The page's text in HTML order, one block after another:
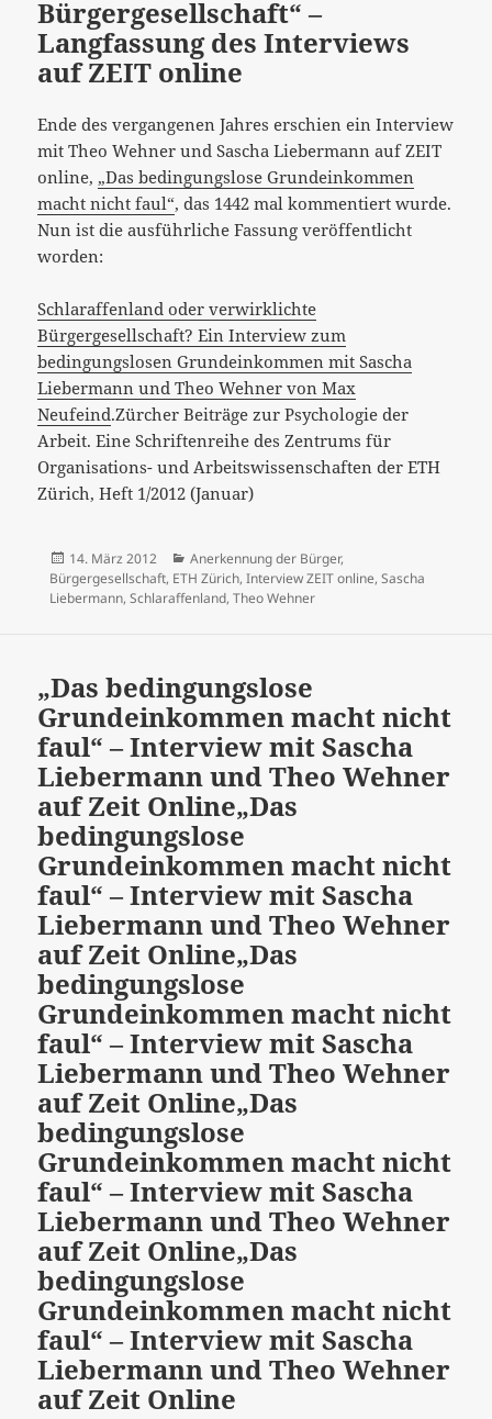
Bürgergesellschaft“ –
Langfassung des Interviews
auf ZEIT online
Ende des vergangenen Jahres erschien ein Interview
mit Theo Wehner und Sascha Liebermann auf ZEIT
online, „Das bedingungslose Grundeinkommen
macht nicht faul“, das 1442 mal kommentiert wurde.
Nun ist die ausführliche Fassung veröffentlicht
worden:
Schlaraffenland oder verwirklichte
Bürgergesellschaft? Ein Interview zum
bedingungslosen Grundeinkommen mit Sascha
Liebermann und Theo Wehner von Max
Neufeind.Zürcher Beiträge zur Psychologie der
Arbeit. Eine Schriftenreihe des Zentrums für
Organisations- und Arbeitswissenschaften der ETH
Zürich, Heft 1/2012 (Januar)
Veröffentlicht
am
14. März 2012 Kategorien
Anerkennung der Bürger,
Bürgergesellschaft, ETH Zürich, Interview ZEIT online, Sascha
Liebermann, Schlaraffenland, Theo Wehner
„Das bedingungslose
Grundeinkommen macht nicht
faul“ – Interview mit Sascha
Liebermann und Theo Wehner
auf Zeit Online„Das
bedingungslose
Grundeinkommen macht nicht
faul“ – Interview mit Sascha
Liebermann und Theo Wehner
auf Zeit Online„Das
bedingungslose
Grundeinkommen macht nicht
faul“ – Interview mit Sascha
Liebermann und Theo Wehner
auf Zeit Online„Das
bedingungslose
Grundeinkommen macht nicht
faul“ – Interview mit Sascha
Liebermann und Theo Wehner
auf Zeit Online„Das
bedingungslose
Grundeinkommen macht nicht
faul“ – Interview mit Sascha
Liebermann und Theo Wehner
auf Zeit Online